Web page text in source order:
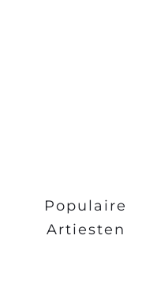
Populaire
Artiesten